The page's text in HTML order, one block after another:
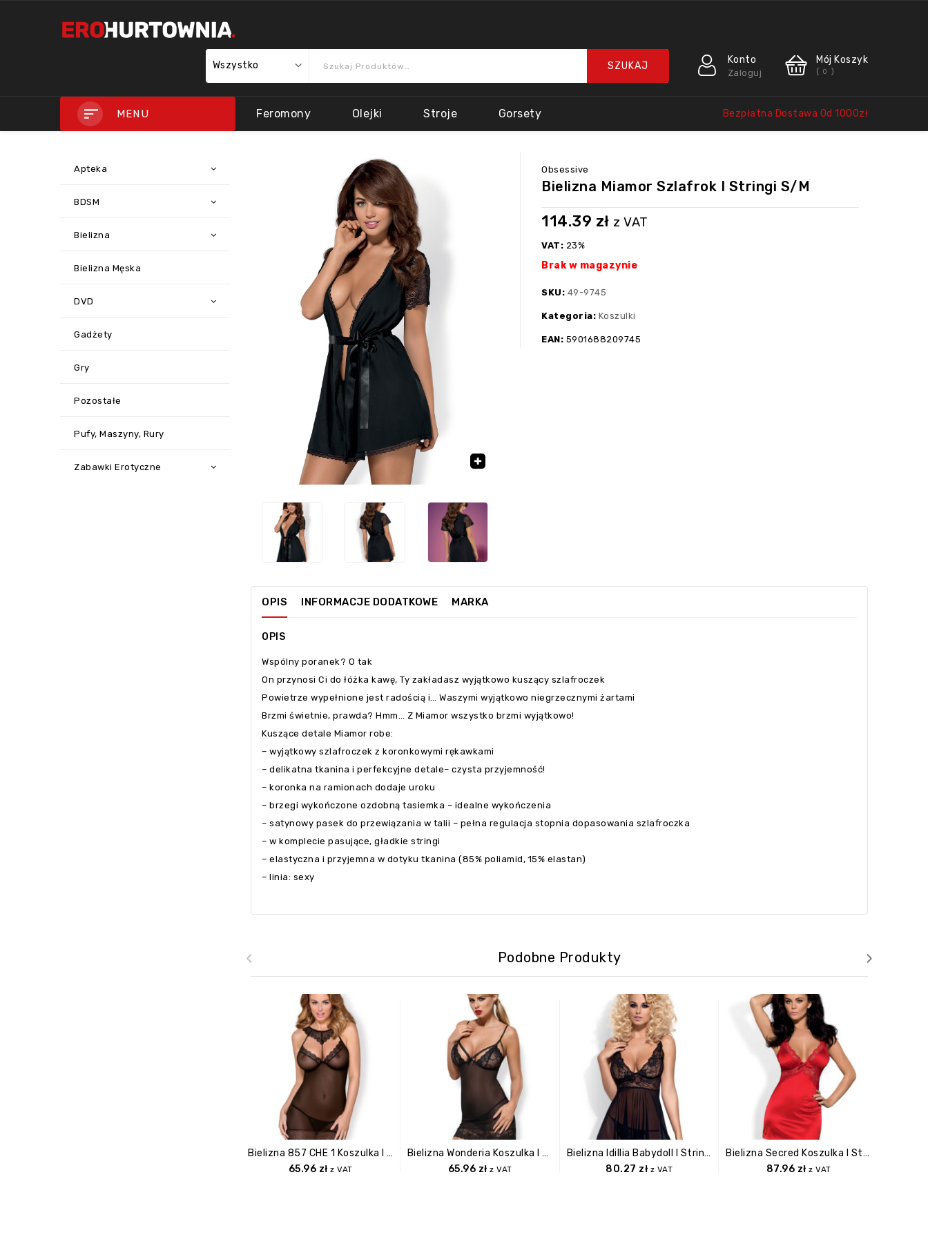
Wszystko Konto
Zaloguj
Mój Koszyk
( 0 )
MENU Feromony Olejki Stroje Gorsety Bezpłatna Dostawa Od 1000zł
Apteka
BDSM
Bielizna
Bielizna Męska
DVD
Gadżety
Gry
Pozostałe
Pufy, Maszyny, Rury
Zabawki Erotyczne
Obsessive
Bielizna Miamor Szlafrok I Stringi S/M
114.39 zł z VAT
VAT: 23%
Brak w magazynie
SKU: 49-9745
Kategoria: Koszulki
EAN: 5901688209745
OPIS INFORMACJE DODATKOWE MARKA
OPIS
Wspólny poranek? O tak
On przynosi Ci do łóżka kawę, Ty zakładasz wyjątkowo kuszący szlafroczek
Powietrze wypełnione jest radością i… Waszymi wyjątkowo niegrzecznymi żartami
Brzmi świetnie, prawda? Hmm… Z Miamor wszystko brzmi wyjątkowo!
Kuszące detale Miamor robe:
– wyjątkowy szlafroczek z koronkowymi rękawkami
– delikatna tkanina i perfekcyjne detale– czysta przyjemność!
– koronka na ramionach dodaje uroku
– brzegi wykończone ozdobną tasiemka – idealne wykończenia
– satynowy pasek do przewiązania w talii – pełna regulacja stopnia dopasowania szlafroczka
– w komplecie pasujące, gładkie stringi
– elastyczna i przyjemna w dotyku tkanina (85% poliamid, 15% elastan)
– linia: sexy
Podobne Produkty
Bielizna 857 CHE 1 Koszulka I Stringi S/M
65.96 zł z VAT
Bielizna Wonderia Koszulka I Stringi L/XL
65.96 zł z VAT
Bielizna Idillia Babydoll I Stringi L/XL
80.27 zł z VAT
Bielizna Secred Koszulka I Stringi L/XL
87.96 zł z VAT
‹ ›